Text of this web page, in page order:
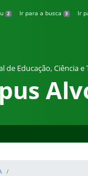
2 Ir para a busca 3 Ir
de Educação, Ciência